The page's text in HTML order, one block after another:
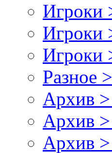
Игроки
Игроки
Игроки
Разное
Архив >
Архив
Архив